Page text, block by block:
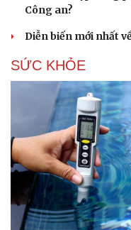
Công an?
Diễn biến mới nhất
SỨC KHỎE